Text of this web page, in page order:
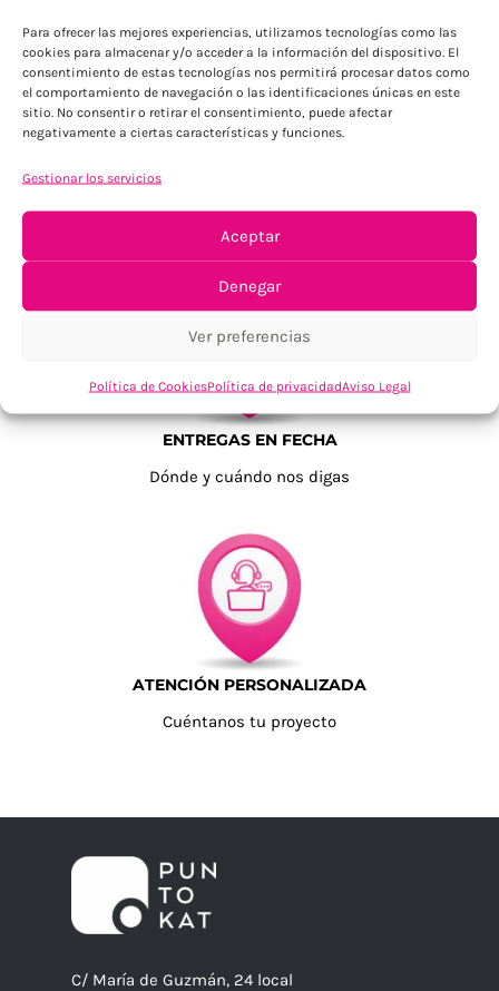
Para ofrecer las mejores experiencias, utilizamos tecnologías como las
cookies para almacenar y/o acceder a la información del dispositivo. El
consentimiento de estas tecnologías nos permitirá procesar datos como
el comportamiento de navegación o las identificaciones únicas en este
sitio. No consentir o retirar el consentimiento, puede afectar
negativamente a ciertas características y funciones.
Gestionar los servicios
Aceptar
Denegar
Ver preferencias
Política de CookiesPolítica de privacidadAviso Legal
Tu confianza, nuestro objetivo
ENTREGAS EN FECHA
Dónde y cuándo nos digas
ATENCIÓN PERSONALIZADA
Cuéntanos tu proyecto
C/ María de Guzmán, 24 local